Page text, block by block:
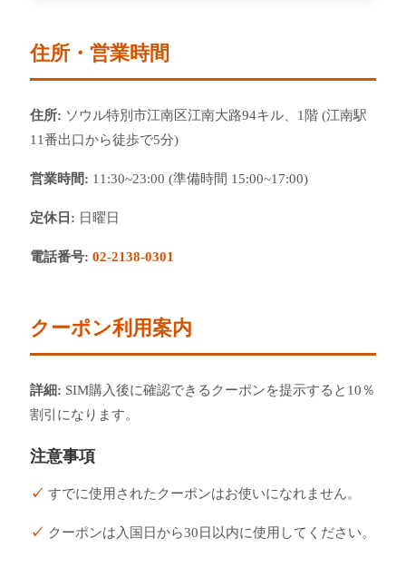
住所・営業時間
住所: ソウル特別市江南区江南大路94キル、1階 (江南駅
11番出口から徒歩で5分)
営業時間: 11:30~23:00 (準備時間 15:00~17:00)
定休日: 日曜日
電話番号: 02-2138-0301
クーポン利用案内
詳細: SIM購入後に確認できるクーポンを提示すると10％
割引になります。
注意事項
すでに使用されたクーポンはお使いになれません。
クーポンは入国日から30日以内に使用してください。